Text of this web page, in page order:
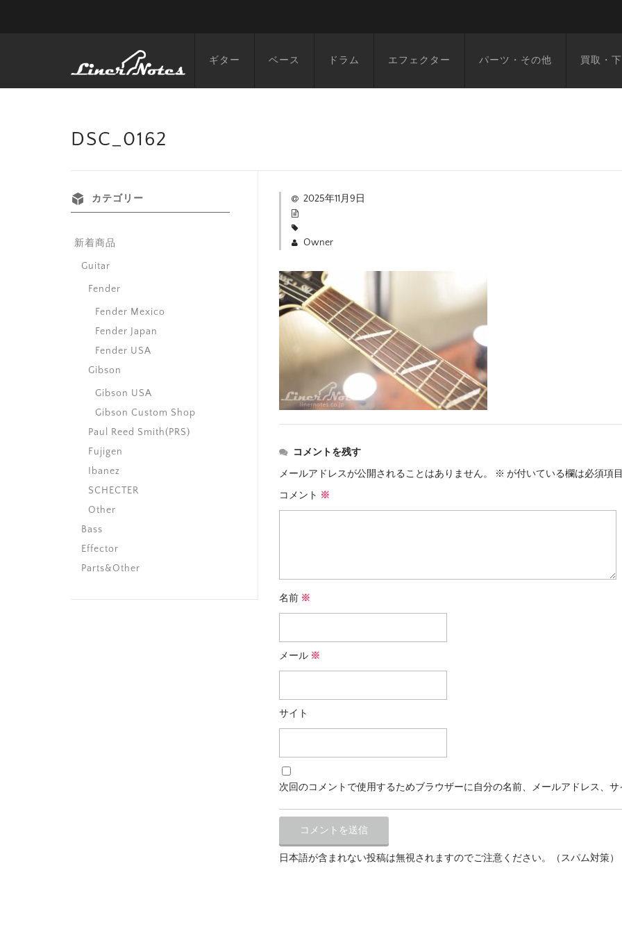
ギター ベース ドラム エフェクター パーツ・その他 買取・
DSC_0162
2025年11月9日
Owner
コメントを残す
メールアドレスが公開されることはありません。
※ が付いている欄は必須項
コメント ※
名前 ※
メール ※
サイト
次回のコメントで使用するためブラウザーに自分の名前、メールアドレス、
日本語が含まれない投稿は無視されますのでご注意ください。（スパム対策）
カテゴリー
新着商品
Guitar
Fender
Fender Mexico
Fender Japan
Fender USA
Gibson
Gibson USA
Gibson Custom Shop
Paul Reed Smith(PRS)
Fujigen
Ibanez
SCHECTER
Other
Bass
Effector
Parts&Other